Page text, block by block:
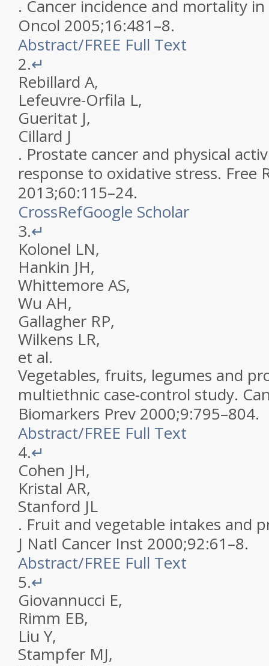
. Cancer incidence and mortality
Oncol 2005;16:481–8.
Abstract/FREE Full Text
2.↵
Rebillard A,
Lefeuvre-Orfila L,
Gueritat J,
Cillard J
. Prostate cancer and physical
response to oxidative stress. Free
2013;60:115–24.
CrossRefGoogle Scholar
3.↵
Kolonel LN,
Hankin JH,
Whittemore AS,
Wu AH,
Gallagher RP,
Wilkens LR,
et al.
Vegetables, fruits, legumes and
multiethnic case-control study.
Biomarkers Prev 2000;9:795–804.
Abstract/FREE Full Text
4.↵
Cohen JH,
Kristal AR,
Stanford JL
. Fruit and vegetable intakes and
J Natl Cancer Inst 2000;92:61–8.
Abstract/FREE Full Text
5.↵
Giovannucci E,
Rimm EB,
Liu Y,
Stampfer MJ,